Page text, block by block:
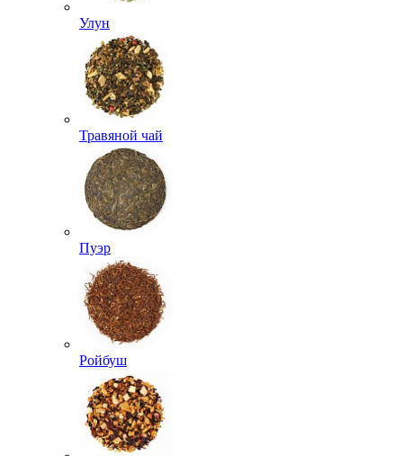
Улун
Травяной чай
Пуэр
Ройбуш